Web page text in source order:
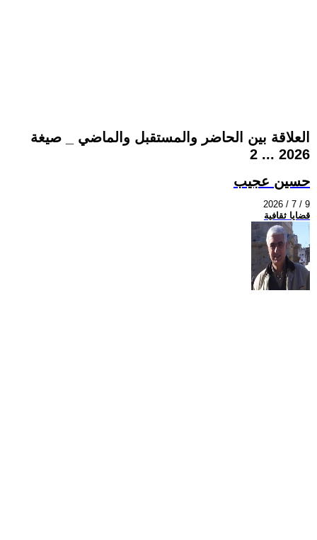
العلاقة بين الحاضر والمستقبل والماضي _ صيغة
2026 ... 2
حسين عجيب
2026 / 7 / 9
قضايا ثقافية